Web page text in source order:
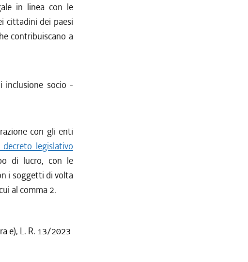
in linea con le
cittadini dei paesi
contribuiscano a
inclusione socio -
con gli enti
legislativo
di lucro, con le
i soggetti di volta
al comma 2.
e), L. R. 13/2023